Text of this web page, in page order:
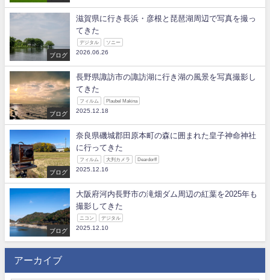
ブログ
滋賀県に行き長浜・彦根と琵琶湖周辺で写真を撮っ
てきた
デジタル ソニー
2026.06.26
ブログ
長野県諏訪市の諏訪湖に行き湖の風景を写真撮影し
てきた
フィルム Plaubel Makina
2025.12.18
ブログ
奈良県磯城郡田原本町の森に囲まれた皇子神命神社
に行ってきた
フィルム 大判カメラ Deardorff
2025.12.16
ブログ
大阪府河内長野市の滝畑ダム周辺の紅葉を2025年も
撮影してきた
ニコン デジタル
2025.12.10
アーカイブ